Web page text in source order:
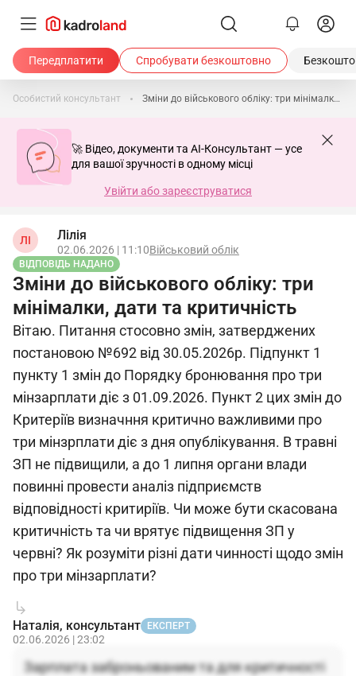
Передплатити Спробувати безкоштовно
Особистий консультант Зміни до військового обліку: три мінімалки, дати та критичність
🚀 Відео, документи та AI-Консультант — усе
для вашої зручності в одному місці
Увійти або зареєструватися
ЛІ Лілія
02.06.2026 | 11:10Військовий облік
ВІДПОВІДЬ НАДАНО
Зміни до військового обліку: три
мінімалки, дати та критичність
Вітаю. Питання стосовно змін, затверджених
постановою №692 від 30.05.2026р. Підпункт 1
пункту 1 змін до Порядку бронювання про три
мінзарплати діє з 01.09.2026. Пункт 2 цих змін до
Критеріїв визначння критично важливими про
три мінзрплати діє з дня опублікування. В травні
ЗП не підвищили, а до 1 липня органи влади
повинні провести аналіз підприємств
відповідності критиріїв. Чи може бути скасована
критичність та чи врятує підвищення ЗП у
червні? Як розуміти різні дати чинності щодо змін
про три мінзарплати?
Наталія, консультант ЕКСПЕРТ
02.06.2026 | 23:02
Зарплата заброньованим та для критичності